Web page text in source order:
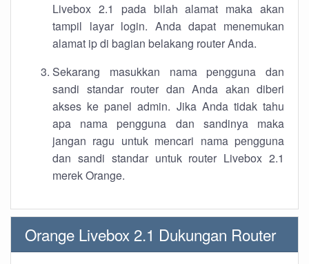
Livebox 2.1 pada bilah alamat maka akan
tampil layar login. Anda dapat menemukan
alamat ip di bagian belakang router Anda.
Sekarang masukkan nama pengguna dan
sandi standar router dan Anda akan diberi
akses ke panel admin. Jika Anda tidak tahu
apa nama pengguna dan sandinya maka
jangan ragu untuk mencari nama pengguna
dan sandi standar untuk router Livebox 2.1
merek Orange.
Orange Livebox 2.1 Dukungan Router